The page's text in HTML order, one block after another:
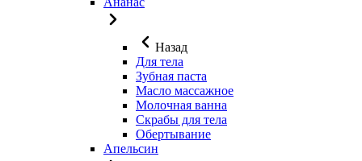
Назад
Для тела
Зубная паста
Масло массажное
Молочная ванна
Скрабы для тела
Обертывание
Апельсин